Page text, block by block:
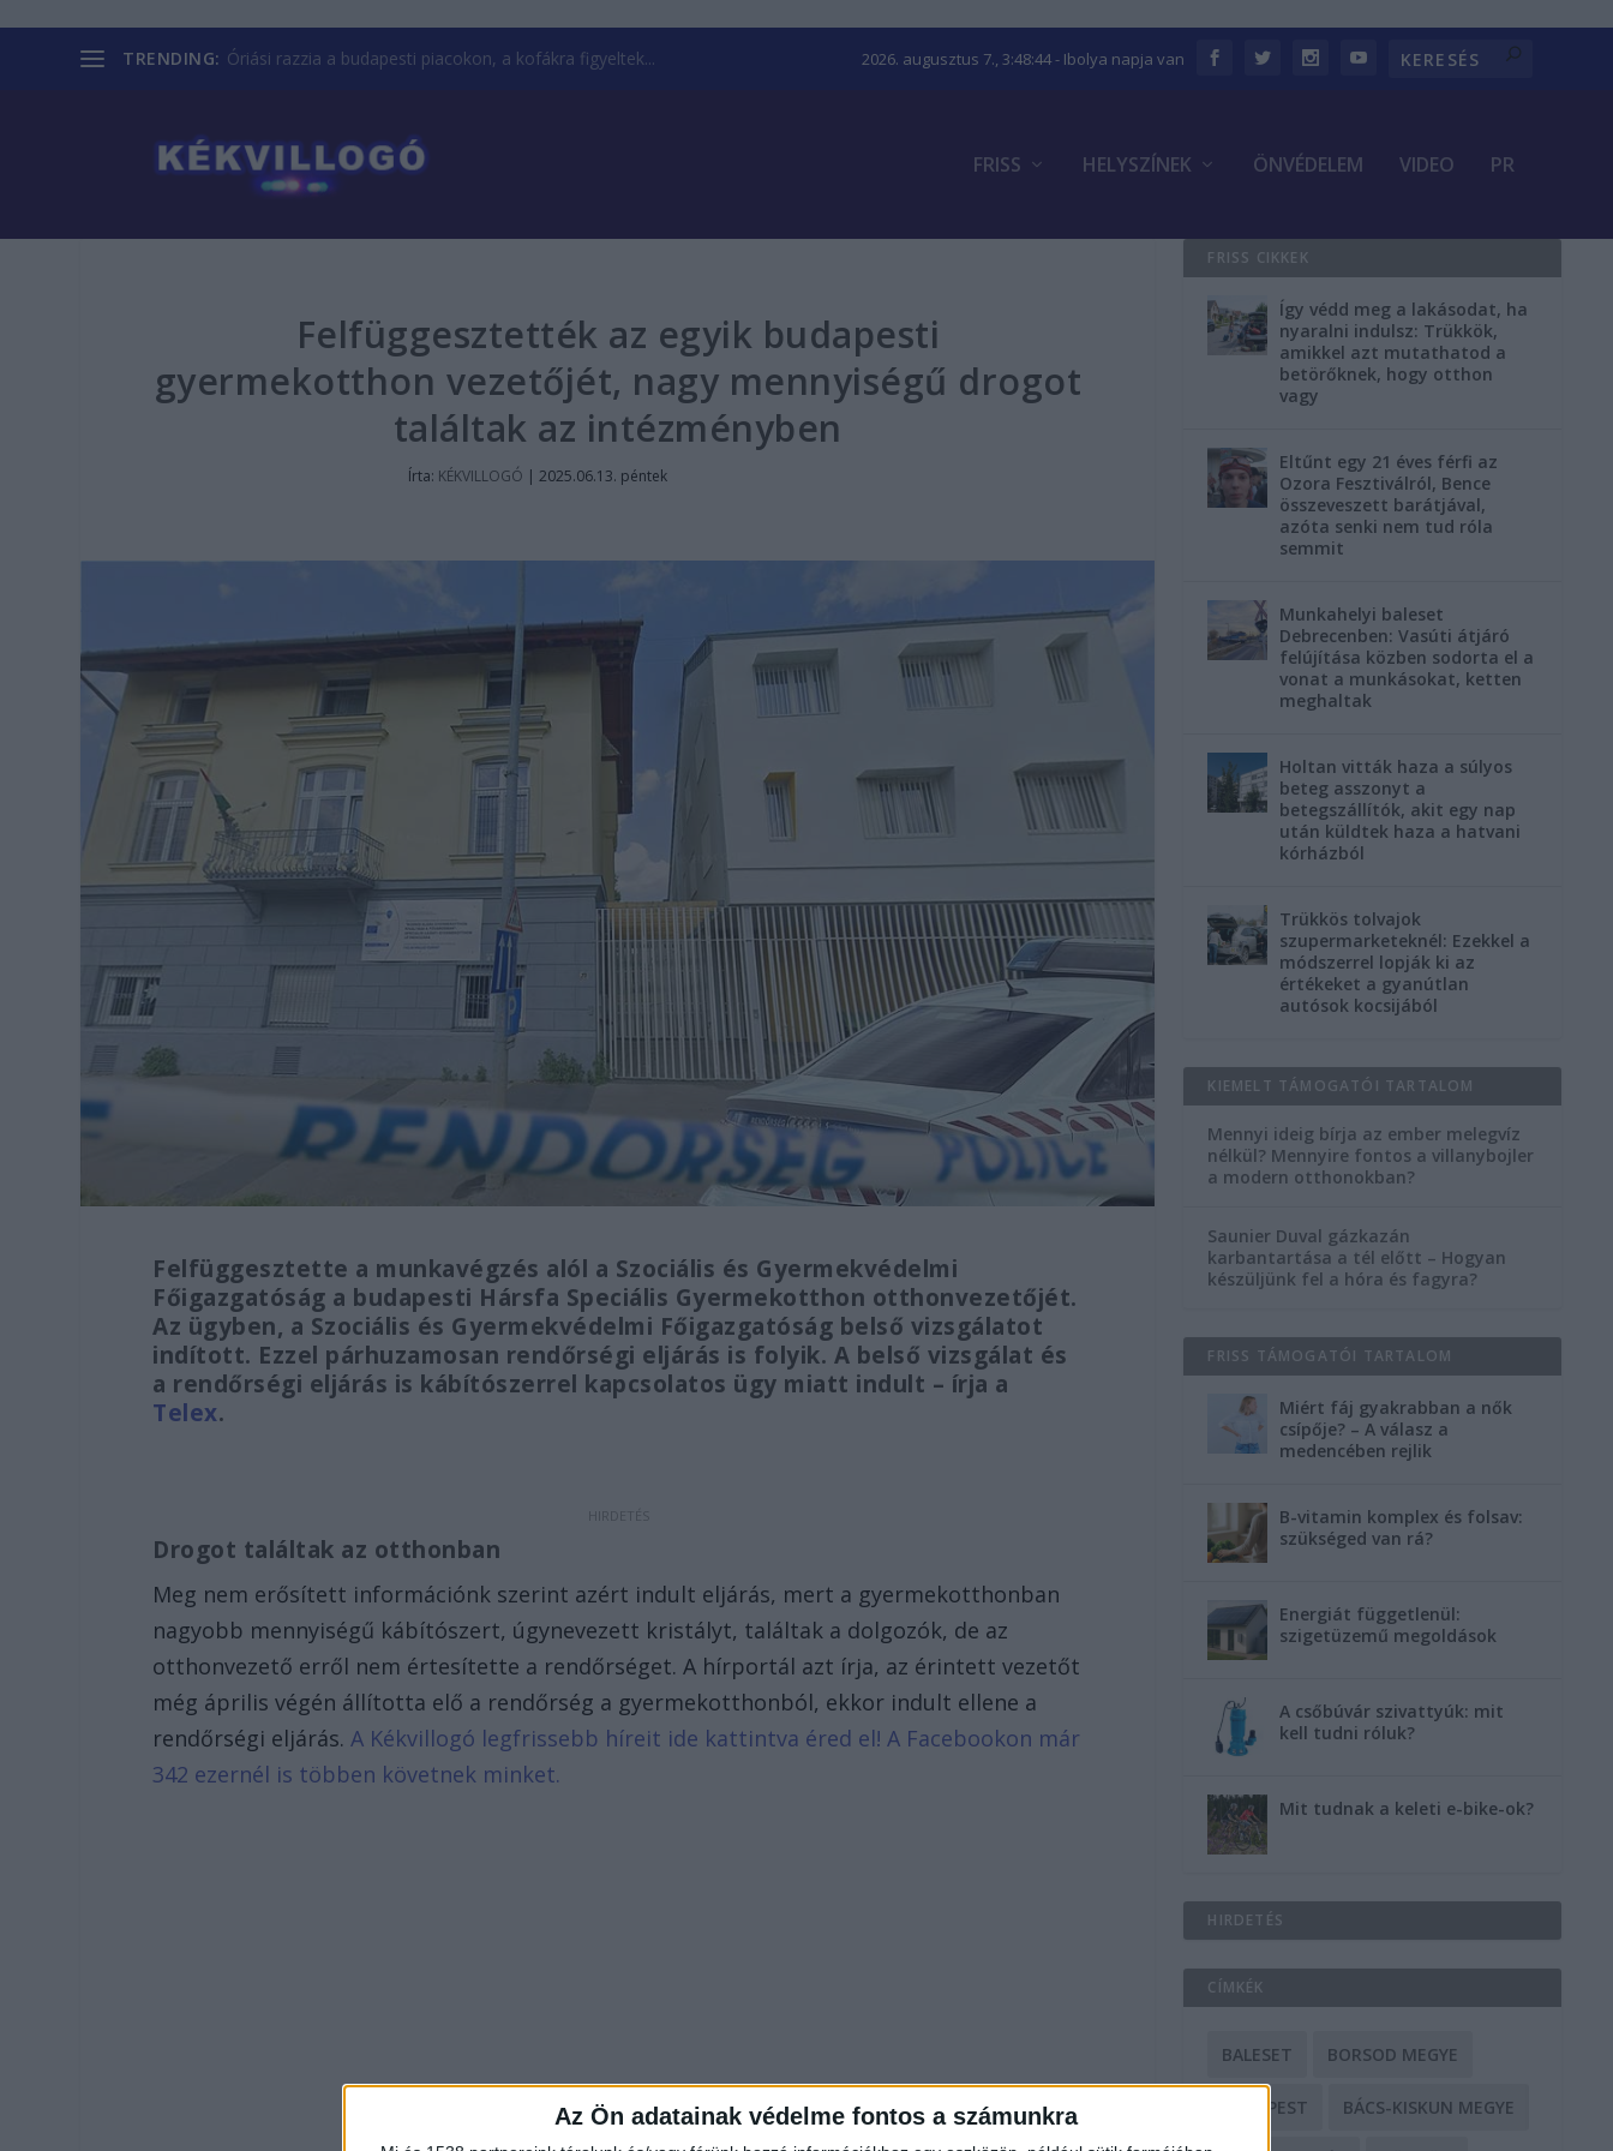
Az Ön adatainak védelme fontos a számunkra
TRENDING: Óriási razzia a budapesti piacokon, a kofákra figyeltek... 2026. augusztus 7., 3:48:45- Ibolya napja van
FRISS HELYSZÍNEK ÖNVÉDELEM VIDEO PR
Felfüggesztették az egyik budapesti
gyermekotthon vezetőjét, nagy mennyiségű drogot
találtak az intézményben
Írta: KÉKVILLOGÓ |2025.06.13. péntek
Felfüggesztette a munkavégzés alól a Szociális és Gyermekvédelmi
Főigazgatóság a budapesti Hársfa Speciális Gyermekotthon otthonvezetőjét.
Az ügyben, a Szociális és Gyermekvédelmi Főigazgatóság belső vizsgálatot
indított. Ezzel párhuzamosan rendőrségi eljárás is folyik. A belső vizsgálat és
a rendőrségi eljárás is kábítószerrel kapcsolatos ügy miatt indult – írja a
Telex.
Drogot találtak az otthonban
Meg nem erősített információnk szerint azért indult eljárás, mert a gyermekotthonban
nagyobb mennyiségű kábítószert, úgynevezett kristályt, találtak a dolgozók, de az
otthonvezető erről nem értesítette a rendőrséget. A hírportál azt írja, az érintett vezetőt
még április végén állította elő a rendőrség a gyermekotthonból, ekkor indult ellene a
rendőrségi eljárás.A Kékvillogó legfrissebb híreit ide kattintva éred el! A Facebookon már
342 ezernél is többen követnek minket.
FRISS CIKKEK
Így védd meg a lakásodat, ha
nyaralni indulsz: Trükkök,
amikkel azt mutathatod a
betörőknek, hogy otthon
vagy
Eltűnt egy 21 éves férfi az
Ozora Fesztiválról, Bence
összeveszett barátjával,
azóta senki nem tud róla
semmit
Munkahelyi baleset
Debrecenben: Vasúti átjáró
felújítása közben sodorta el a
vonat a munkásokat, ketten
meghaltak
Holtan vitták haza a súlyos
beteg asszonyt a
betegszállítók, akit egy nap
után küldtek haza a hatvani
kórházból
Trükkös tolvajok
szupermarketeknél: Ezekkel a
módszerrel lopják ki az
értékeket a gyanútlan
autósok kocsijából
KIEMELT TÁMOGATÓI TARTALOM
Mennyi ideig bírja az ember melegvíz
nélkül? Mennyire fontos a villanybojler
a modern otthonokban?
Saunier Duval gázkazán
karbantartása a tél előtt – Hogyan
készüljünk fel a hóra és fagyra?
FRISS TÁMOGATÓI TARTALOM
Miért fáj gyakrabban a nők
csípője? – A válasz a
medencében rejlik
B-vitamin komplex és folsav:
szükséged van rá?
Energiát függetlenül:
szigetüzemű megoldások
A csőbúvár szivattyúk: mit
kell tudni róluk?
Mit tudnak a keleti e-bike-ok?
HIRDETÉS
CÍMKÉK
BALESET BORSOD MEGYE
BUDAPEST BÁCS-KISKUN MEGYE